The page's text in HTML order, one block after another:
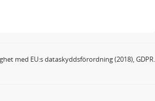
med EU:s dataskyddsförordning (2018), GDPR.